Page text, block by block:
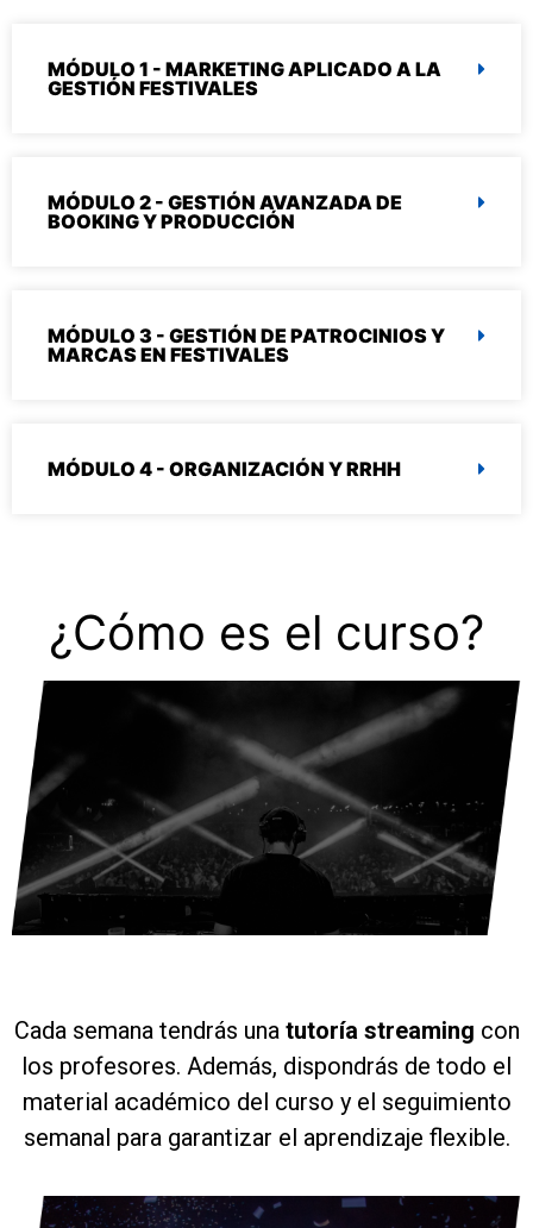
MÓDULO 1 - MARKETING APLICADO A LA
GESTIÓN FESTIVALES
MÓDULO 2 - GESTIÓN AVANZADA DE
BOOKING Y PRODUCCIÓN
MÓDULO 3 - GESTIÓN DE PATROCINIOS Y
MARCAS EN FESTIVALES
MÓDULO 4 - ORGANIZACIÓN Y RRHH
¿Cómo es el curso?
Cada semana tendrás una tutoría streaming con
los profesores. Además, dispondrás de todo el
material académico del curso y el seguimiento
semanal para garantizar el aprendizaje flexible.